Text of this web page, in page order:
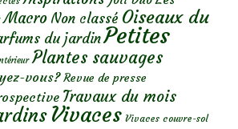
Macro Non classé Oiseaux du
du jardinPetites
Plantes sauvages
vous? Revue de presse
Travaux du mois
Vivaces Vivaces couvre-sol